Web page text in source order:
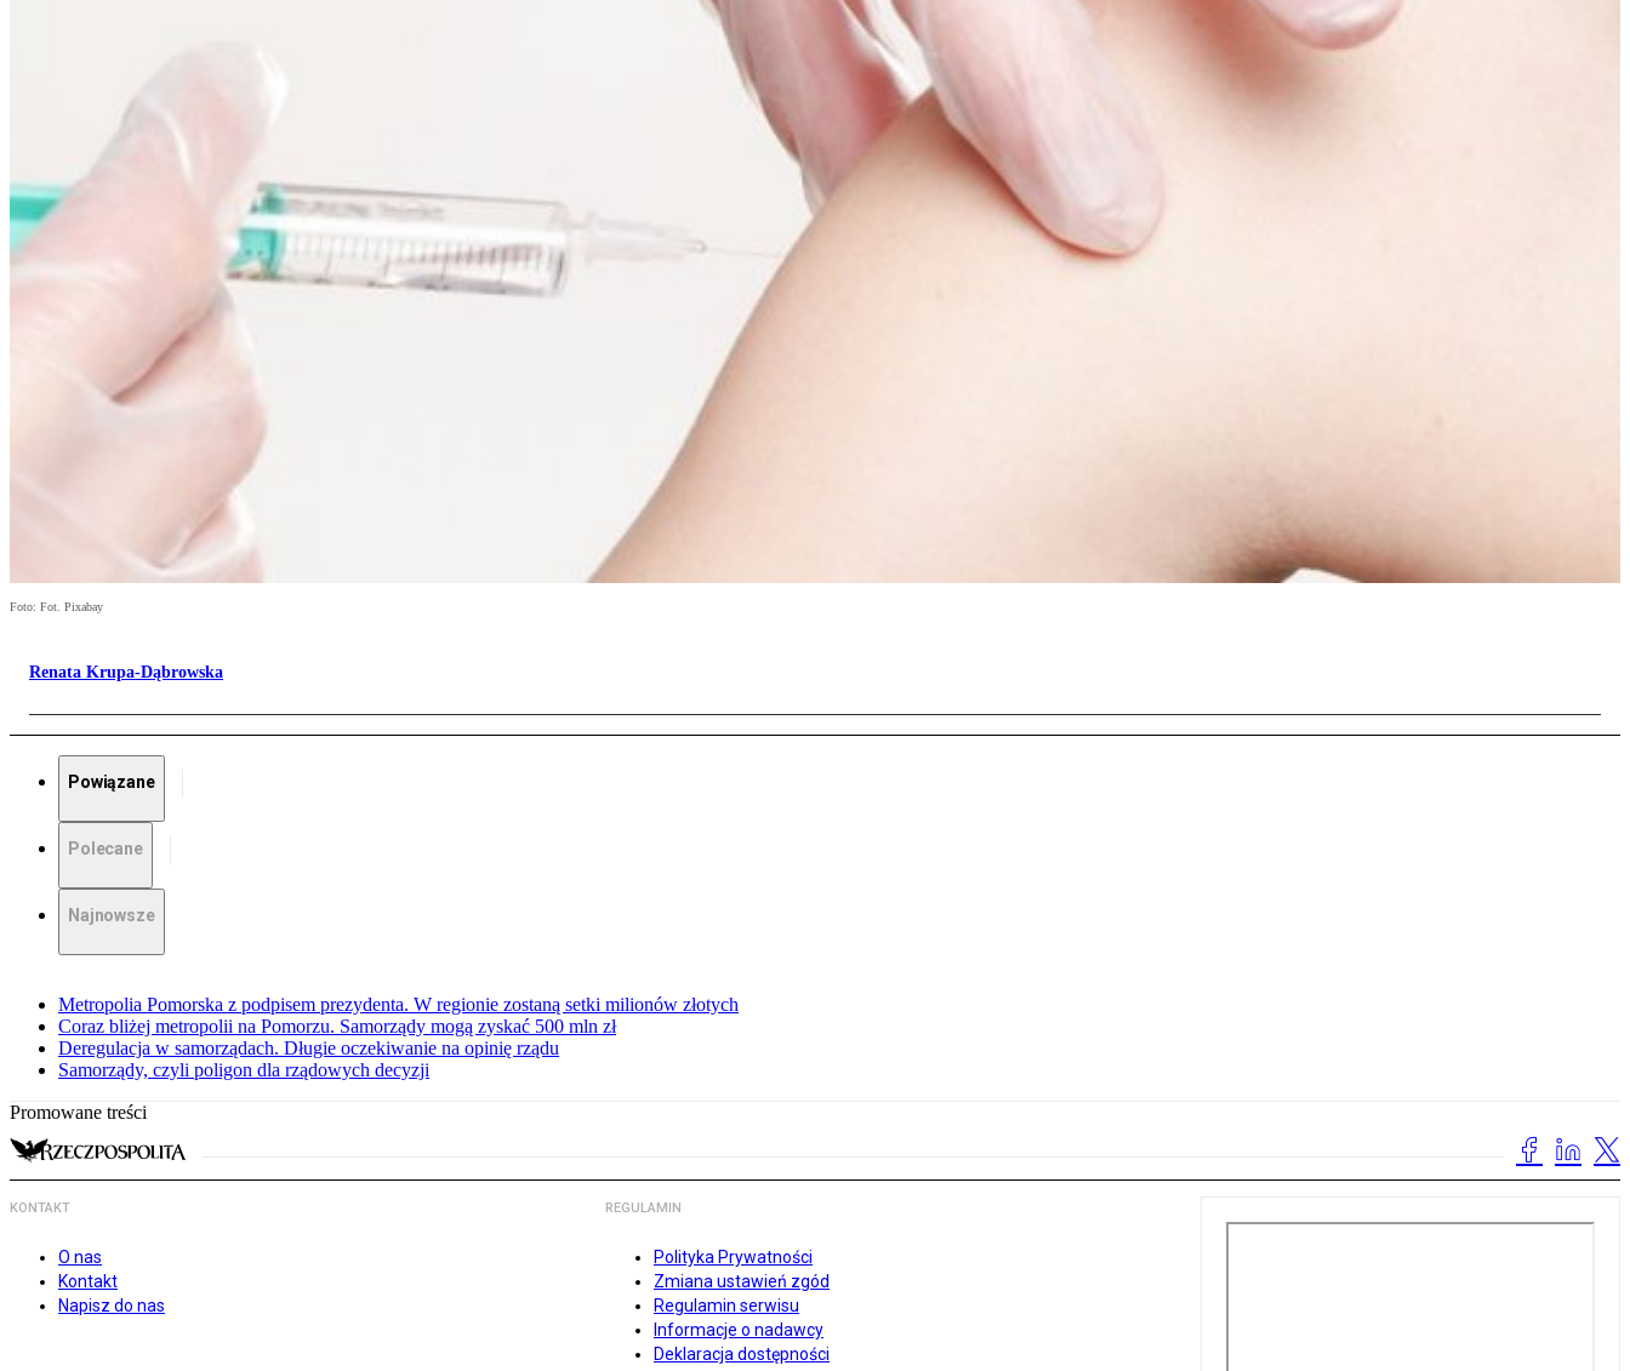
Foto: Fot. Pixabay
Renata Krupa-Dąbrowska
Powiązane
Polecane
Najnowsze
Metropolia Pomorska z podpisem prezydenta. W regionie zostaną setki milionów złotych
Coraz bliżej metropolii na Pomorzu. Samorządy mogą zyskać 500 mln zł
Deregulacja w samorządach. Długie oczekiwanie na opinię rządu
Samorządy, czyli poligon dla rządowych decyzji
Promowane treści
KONTAKT
O nas
Kontakt
Napisz do nas
REGULAMIN
Polityka Prywatności
Zmiana ustawień zgód
Regulamin serwisu
Informacje o nadawcy
Deklaracja dostępności